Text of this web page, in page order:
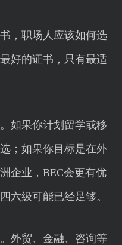
，职场人应该如何选
好的证书，只有最适
如果你计划留学或移
；如果你目标是在外
企业，BEC会更有优
六级可能已经足够。
外贸、金融、咨询等